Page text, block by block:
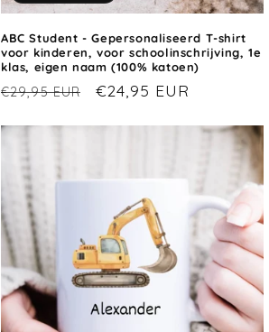
ABC Student - Gepersonaliseerd T-shirt
voor kinderen, voor schoolinschrijving, 1e
klas, eigen naam (100% katoen)
Normale
€29,95 EUR Aanbiedingsprijs
€24,95 EUR